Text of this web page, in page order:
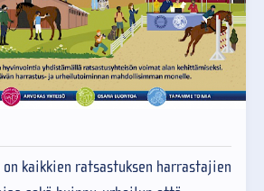
kaikkien ratsastuksen harrastajien